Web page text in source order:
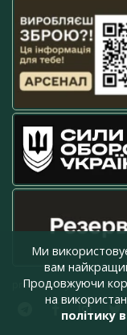
Ми
вам
Продовжуючи
на
політику